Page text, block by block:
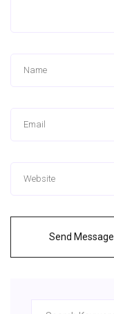
Send Message